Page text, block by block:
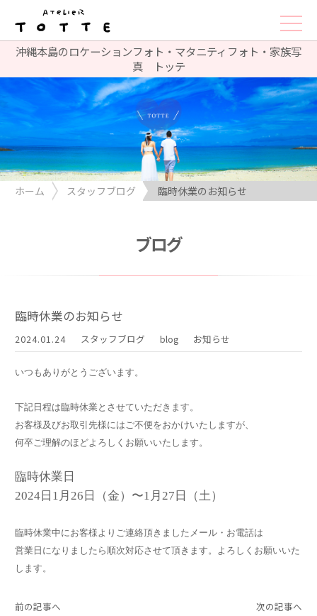
沖縄本島のロケーションフォト・マタニティフォト・家族写
真 トッテ
ホーム スタッフブログ 臨時休業のお知らせ
ブログ
臨時休業のお知らせ
2024.01.24 スタッフブログ blog お知らせ
いつもありがとうございます。
下記日程は臨時休業とさせていただきます。
お客様及びお取引先様にはご不便をおかけいたしますが、
何卒ご理解のほどよろしくお願いいたします。
臨時休業日
2024日1月26日（金）〜1月27日（土）
臨時休業中にお客様よりご連絡頂きましたメール・お電話は
営業日になりましたら順次対応させて頂きます。 よろしくお願いいた
します。
前の記事へ 次の記事へ